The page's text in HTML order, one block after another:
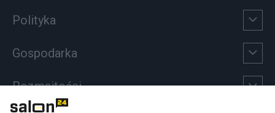
Polityka
Gospodarka
Rozmaitości